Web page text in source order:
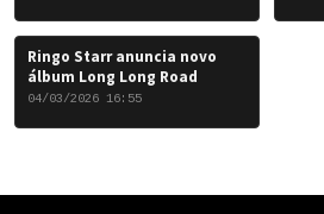
Ringo Starr anuncia novo
álbum Long Long Road
04/03/2026 16:55